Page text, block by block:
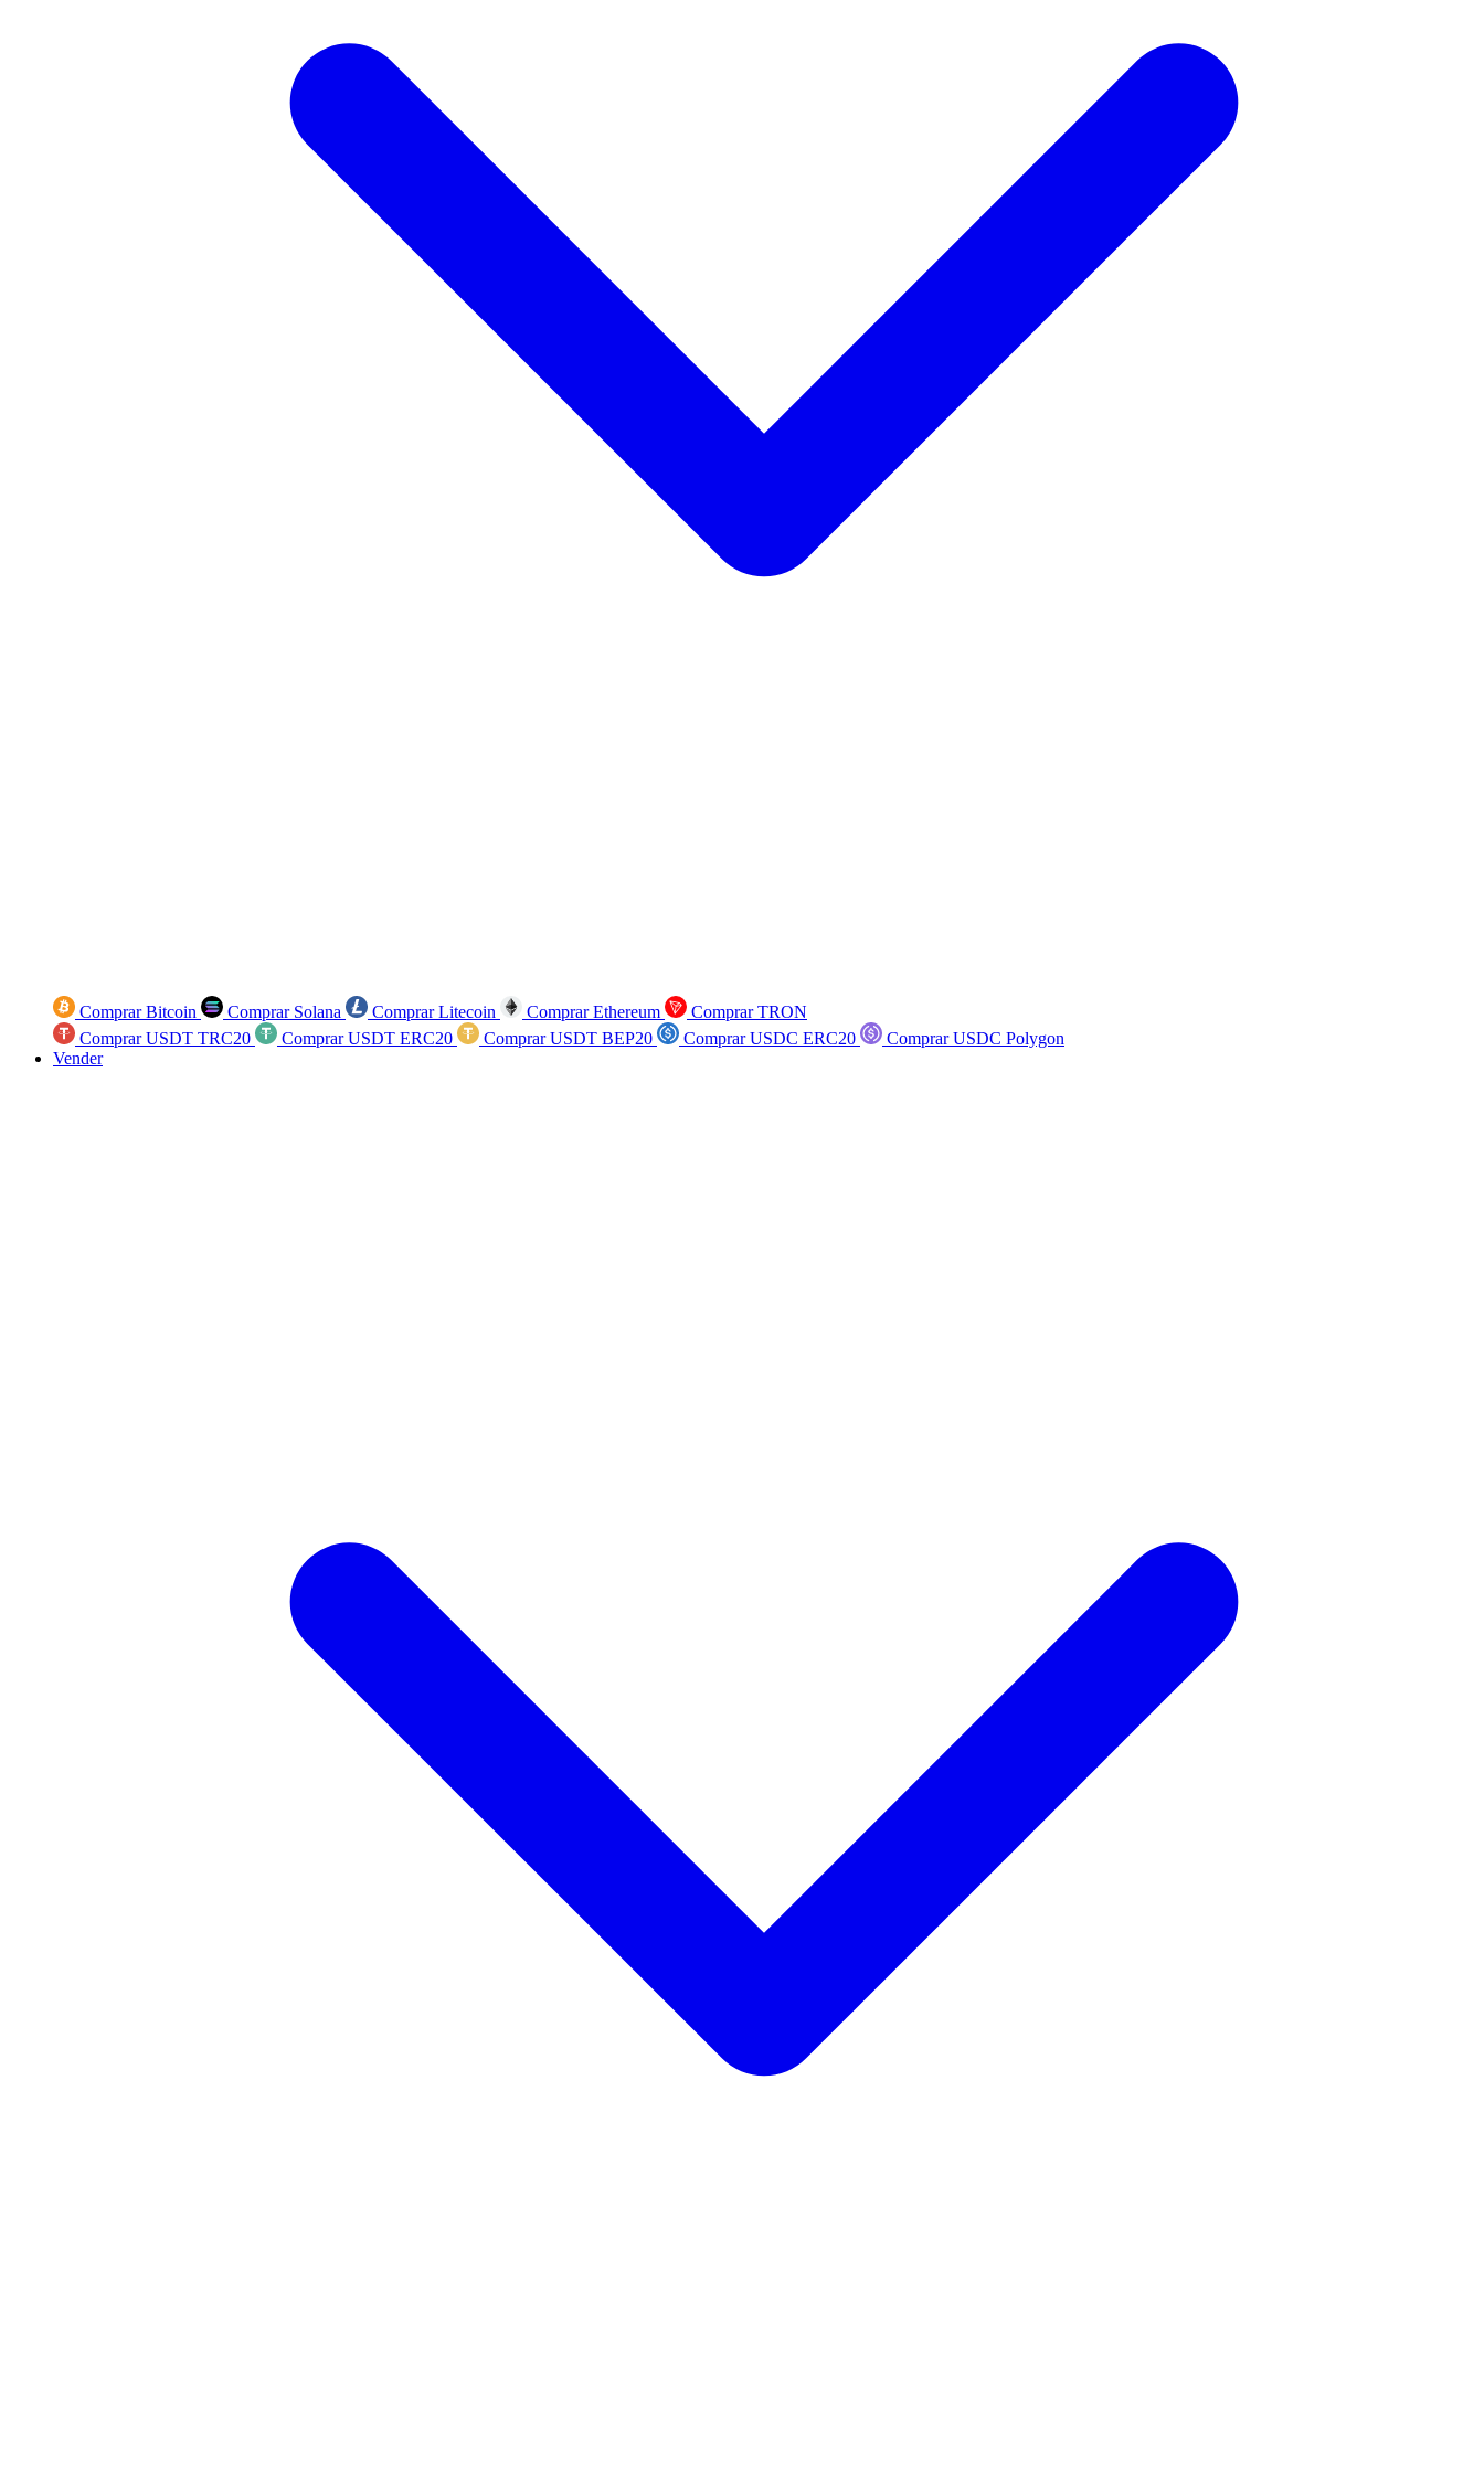
Comprar Bitcoin Comprar Solana Comprar Litecoin Comprar Ethereum
Comprar TRON
Comprar USDT TRC20
Comprar USDT ERC20 Comprar USDT BEP20 Comprar USDC ERC20
Comprar USDC Polygon
Vender